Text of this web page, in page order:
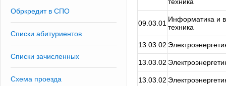
Обркредит в СПО
Списки абитуриентов
Списки зачисленных
Схема проезда
09.03.01 Информатика и
техника
13.03.02
13.03.02
13.03.02